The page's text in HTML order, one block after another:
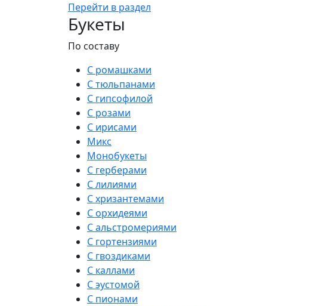
Перейти в раздел
Букеты
По составу
С ромашками
С тюльпанами
С гипсофилой
С розами
С ирисами
Микс
Монобукеты
С герберами
С лилиями
С хризантемами
С орхидеями
С альстромериями
С гортензиями
С гвоздиками
С каллами
С эустомой
С пионами